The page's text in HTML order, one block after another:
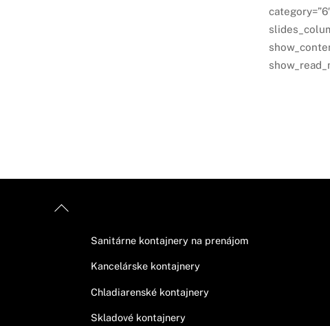
Back
Sanitárne kontajnery na prenájom
Kancelárske kontajnery
Chladiarenské kontajnery
Skladové kontajnery